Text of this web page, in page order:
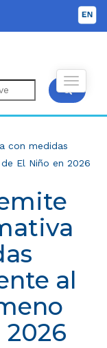
con medidas
El Niño en 2026
al
2026